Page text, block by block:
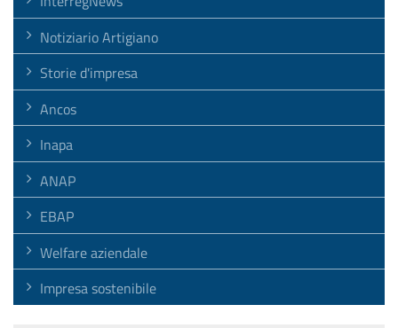
Notiziario Artigiano
Storie d'impresa
Ancos
Inapa
ANAP
EBAP
Welfare aziendale
Impresa sostenibile